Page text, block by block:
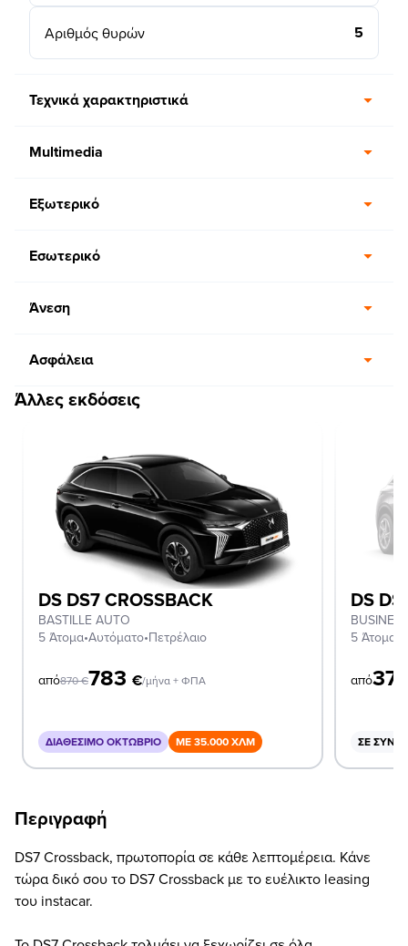
Αριθμός θυρών 5
Τεχνικά χαρακτηριστικά
Multimedia
Εξωτερικό
Εσωτερικό
Άνεση
Ασφάλεια
Άλλες εκδόσεις
DS DS7 CROSSBACK
BASTILLE AUTO
5 Άτομα•Αυτόματο•Πετρέλαιο
από870€783 €/μήνα + ΦΠΑ
ΔΙΑΘΈΣΙΜΟ ΟΚΤΏΒΡΙΟ ΜΕ 35.000 ΧΛΜ
DS
5 Άτομα
από
ΣΕ
Περιγραφή
DS7 Crossback, πρωτοπορία σε κάθε λεπτομέρεια. Κάνε
τώρα δικό σου το DS7 Crossback με το ευέλικτο leasing
του instacar.